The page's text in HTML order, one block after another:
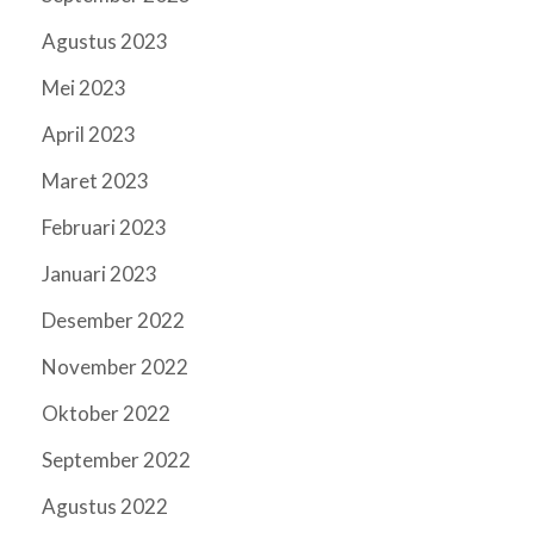
Agustus 2023
Mei 2023
April 2023
Maret 2023
Februari 2023
Januari 2023
Desember 2022
November 2022
Oktober 2022
September 2022
Agustus 2022